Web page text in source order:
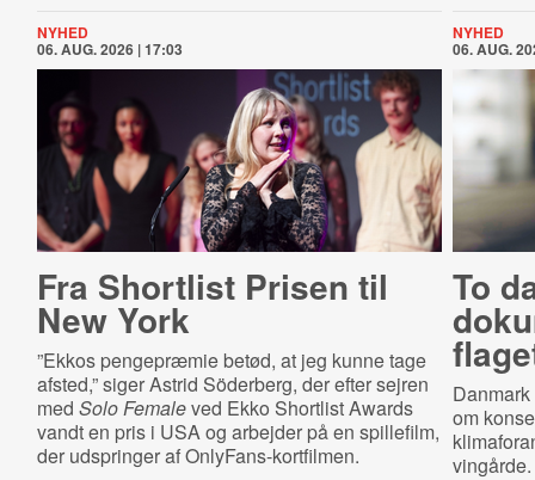
NYHED
06. AUG. 2026 | 17:03
Fra Shortlist Prisen til
New York
”Ekkos pengepræmie betød, at jeg kunne tage
afsted,” siger Astrid Söderberg, der efter sejren
med Solo Femaleved Ekko Shortlist Awards
vandt en pris i USA og arbejder på en spillefilm,
der udspringer af OnlyFans-kortfilmen.
NYHED
06. AUG.
To
om
vingårde.